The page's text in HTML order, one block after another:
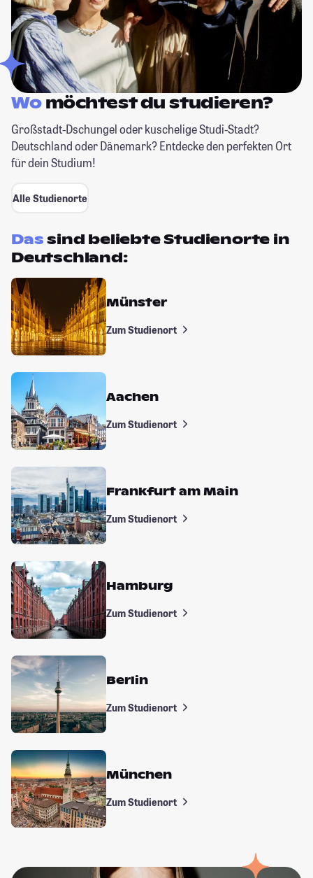
Wo möchtest dustudieren?
Großstadt-Dschungel oder kuschelige Studi-Stadt?
Deutschland oder Dänemark? Entdecke den perfekten Ort
für dein Studium!
Alle Studienorte
Das sind beliebte Studienorte in
Deutschland:
Münster
Zum Studienort
Aachen
Zum Studienort
Frankfurt am Main
Zum Studienort
Hamburg
Zum Studienort
Berlin
Zum Studienort
München
Zum Studienort